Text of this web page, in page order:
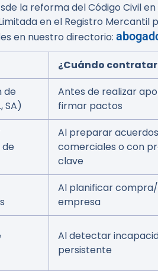
la reforma del Código Civil
en el Registro
en nuestro directorio:
¿Cuándo
de
SA)
Antes de realizar
firmar pactos
de
Al preparar acuerdos
comerciales o con
clave
Al planificar
empresa
Al detectar
persistente